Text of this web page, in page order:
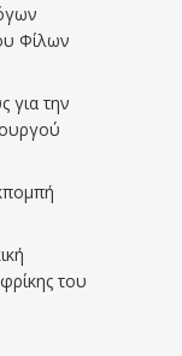
Φίλων
για την
του